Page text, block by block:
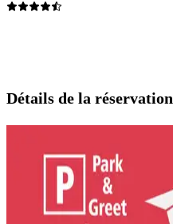
Détails de la réservation